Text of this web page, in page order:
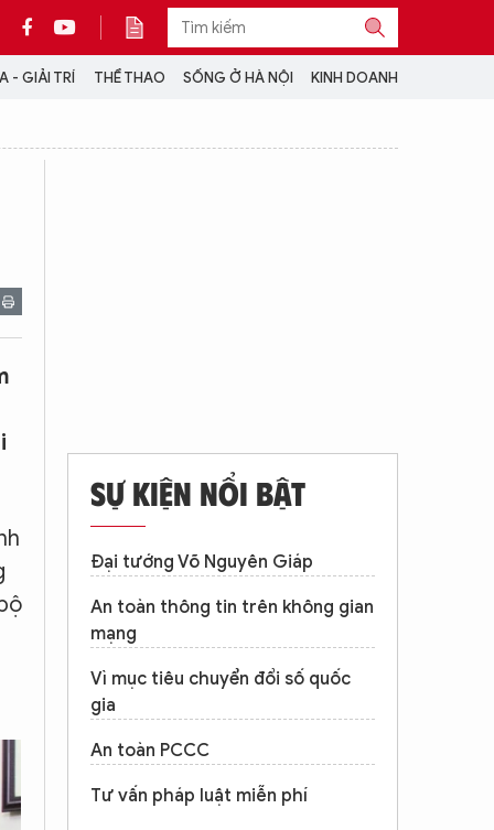
- GIẢI TRÍ THỂ THAO SỐNG Ở HÀ NỘI KINH DOANH
SỰ KIỆN NỔI BẬT
Đại tướng Võ Nguyên Giáp
An toàn thông tin trên không gian
mạng
Vì mục tiêu chuyển đổi số quốc
gia
An toàn PCCC
Tư vấn pháp luật miễn phí